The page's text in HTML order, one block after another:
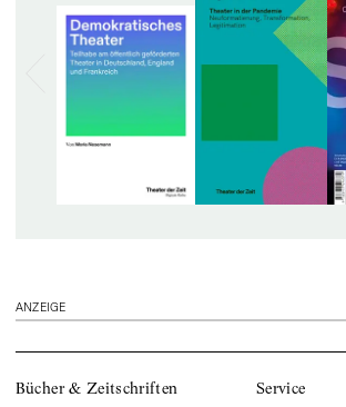
ANZEIGE
Bücher & Zeitschriften Service